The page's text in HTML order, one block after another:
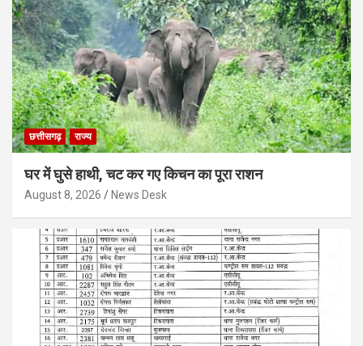
छत्तीसगढ़ राज्य
घर में घुसे हाथी, चट कर गए किचन का पूरा राशन
August 8, 2026 News Desk